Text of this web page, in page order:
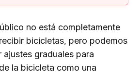
no está completamente
bicicletas, pero podemos
ajustes graduales para
la bicicleta como una